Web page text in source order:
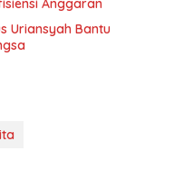
Anggaran
Uriansyah Bantu